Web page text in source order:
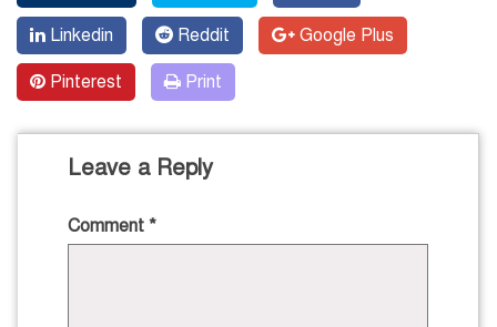
Linkedin Reddit Google Plus
Pinterest Print
Leave a Reply
Comment *